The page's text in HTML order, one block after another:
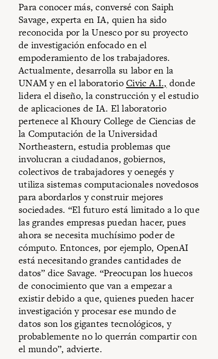
Para conocer más, conversé con Saiph
Savage, experta en IA, quien ha sido
reconocida por la Unesco por su proyecto
de investigación enfocado en el
empoderamiento de los trabajadores.
Actualmente, desarrolla su labor en la
UNAM y en el laboratorio Civic A.I., donde
lidera el diseño, la construcción y el estudio
de aplicaciones de IA. El laboratorio
pertenece al Khoury College de Ciencias de
la Computación de la Universidad
Northeastern, estudia problemas que
involucran a ciudadanos, gobiernos,
colectivos de trabajadores y oenegés y
utiliza sistemas computacionales novedosos
para abordarlos y construir mejores
sociedades. “El futuro está limitado a lo que
las grandes empresas puedan hacer, pues
ahora se necesita muchísimo poder de
cómputo. Entonces, por ejemplo, OpenAI
está necesitando grandes cantidades de
datos” dice Savage. “Preocupan los huecos
de conocimiento que van a empezar a
existir debido a que, quienes pueden hacer
investigación y procesar ese mundo de
datos son los gigantes tecnológicos, y
probablemente no lo querrán compartir con
el mundo”, advierte.